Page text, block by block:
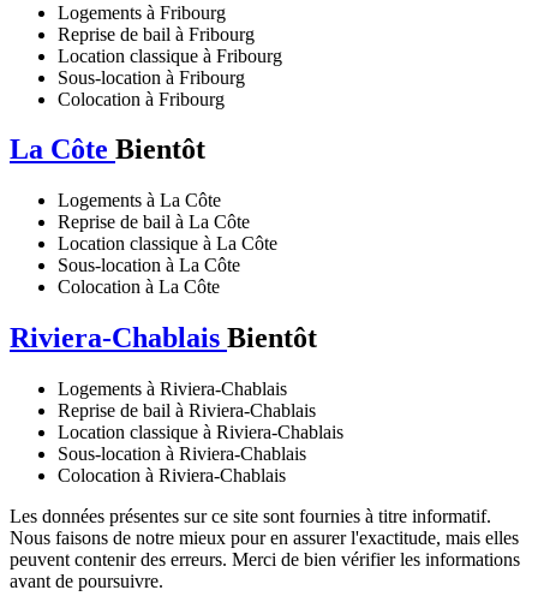
Logements à Fribourg
Reprise de bail à Fribourg
Location classique à Fribourg
Sous-location à Fribourg
Colocation à Fribourg
La Côte Bientôt
Logements à La Côte
Reprise de bail à La Côte
Location classique à La Côte
Sous-location à La Côte
Colocation à La Côte
Riviera-Chablais Bientôt
Logements à Riviera-Chablais
Reprise de bail à Riviera-Chablais
Location classique à Riviera-Chablais
Sous-location à Riviera-Chablais
Colocation à Riviera-Chablais
Les données présentes sur ce site sont fournies à titre informatif.
Nous faisons de notre mieux pour en assurer l'exactitude, mais elles
peuvent contenir des erreurs. Merci de bien vérifier les informations
avant de poursuivre.